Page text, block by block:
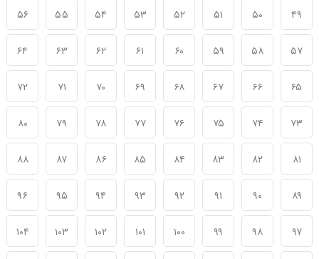
۴۹ ۵۰ ۵۱ ۵۲ ۵۳ ۵۴ ۵۵ ۵۶
۵۷ ۵۸ ۵۹ ۶۰ ۶۱ ۶۲ ۶۳ ۶۴
۶۵ ۶۶ ۶۷ ۶۸ ۶۹ ۷۰ ۷۱ ۷۲
۷۳ ۷۴ ۷۵ ۷۶ ۷۷ ۷۸ ۷۹ ۸۰
۸۱ ۸۲ ۸۳ ۸۴ ۸۵ ۸۶ ۸۷ ۸۸
۸۹ ۹۰ ۹۱ ۹۲ ۹۳ ۹۴ ۹۵ ۹۶
۹۷ ۹۸ ۹۹ ۱۰۰ ۱۰۱ ۱۰۲ ۱۰۳ ۱۰۴